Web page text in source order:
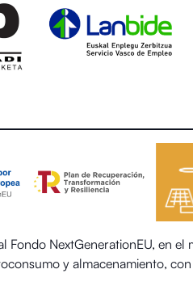
NextGenerationEU, en
y almacenamiento,